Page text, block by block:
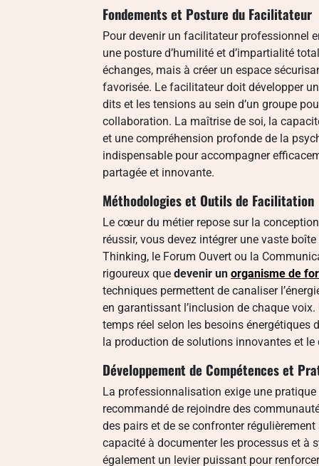
Fondements et Posture du Facilitateur
Pour devenir un facilitateur professionnel
une posture d’humilité et d’impartialité
échanges, mais à créer un espace
favorisée. Le facilitateur doit développer
dits et les tensions au sein d’un groupe
collaboration. La maîtrise de soi, la
et une compréhension profonde de la
indispensable pour accompagner
partagée et innovante.
Méthodologies et Outils de Facilitation
Le cœur du métier repose sur la
réussir, vous devez intégrer une vaste
Thinking, le Forum Ouvert ou la
rigoureux que devenir un organisme de
techniques permettent de canaliser
en garantissant l’inclusion de chaque
temps réel selon les besoins
la production de solutions innovantes et
Développement de Compétences et
La professionnalisation exige une
recommandé de rejoindre des
des pairs et de se confronter
capacité à documenter les processus et à
également un levier puissant pour